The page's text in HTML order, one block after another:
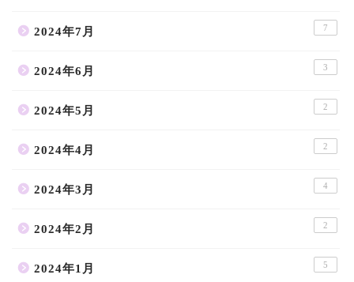
2024年7月 7
2024年6月 3
2024年5月 2
2024年4月 2
2024年3月 4
2024年2月 2
2024年1月 5